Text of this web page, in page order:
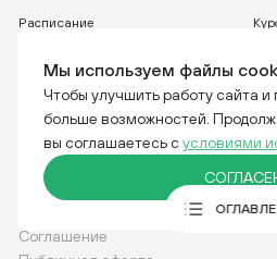
О КОМПАНИИ
КОМАНДА
ИСТОРИЯ
Мы используем файлы
Чтобы улучшить работу сайта и
больше возможностей.
вы соглашаетесь с условиями
Расписание
Соглашение